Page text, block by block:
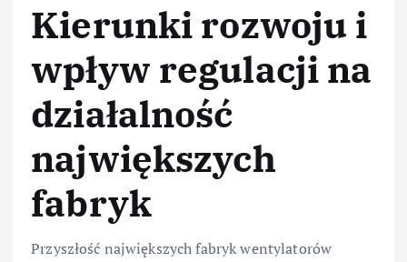
Kierunki rozwoju i
wpływ regulacji na
działalność
największych
fabryk
Przyszłość największych fabryk wentylatorów